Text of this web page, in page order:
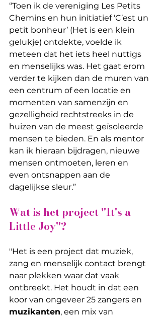
“Toen ik de vereniging Les Petits
Chemins en hun initiatief ‘C’est un
petit bonheur’ (Het is een klein
gelukje) ontdekte, voelde ik
meteen dat het iets heel nuttigs
en menselijks was. Het gaat erom
verder te kijken dan de muren van
een centrum of een locatie en
momenten van samenzijn en
gezelligheid rechtstreeks in de
huizen van de meest geïsoleerde
mensen te bieden. En als mentor
kan ik hieraan bijdragen, nieuwe
mensen ontmoeten, leren en
even ontsnappen aan de
dagelijkse sleur.”
Wat is het project "It's a
Little Joy"?
"Het is een project dat muziek,
zang en menselijk contact brengt
naar plekken waar dat vaak
ontbreekt. Het houdt in dat een
koor van ongeveer 25 zangers en
muzikanten, een mix van